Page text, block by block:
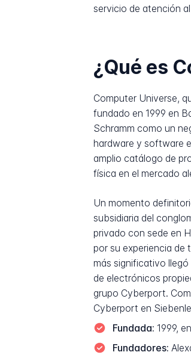
servicio de atención
¿Qué es
Computer Universe,
fundado en 1999 en
Schramm como un
hardware y software
amplio catálogo de
física en el mercado
Un momento
subsidiaria del
privado con sede en
por su experiencia de
más significativo
de electrónicos
grupo Cyberport.
Cyberport en
Fundada: 1999,
Fundadores: